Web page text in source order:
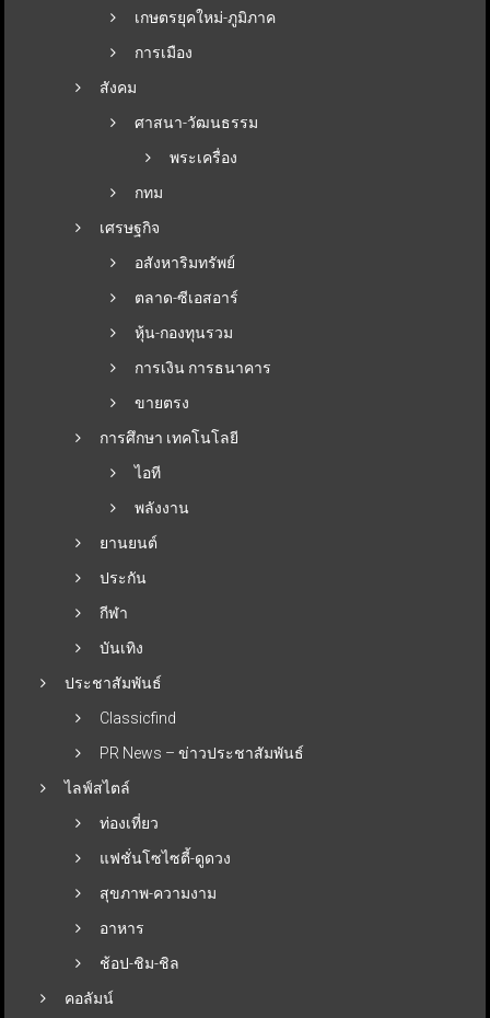
เกษตรยุคใหม่-ภูมิภาค
การเมือง
สังคม
ศาสนา-วัฒนธรรม
พระเครื่อง
กทม
เศรษฐกิจ
อสังหาริมทรัพย์
ตลาด-ซีเอสอาร์
หุ้น-กองทุนรวม
การเงิน การธนาคาร
ขายตรง
การศึกษา เทคโนโลยี
ไอที
พลังงาน
ยานยนต์
ประกัน
กีฬา
บันเทิง
ประชาสัมพันธ์
Classicfind
PR News – ข่าวประชาสัมพันธ์
ไลฟ์สไตล์
ท่องเที่ยว
แฟชั่นโซไซตี้-ดูดวง
สุขภาพ-ความงาม
อาหาร
ช้อป-ชิม-ชิล
คอลัมน์